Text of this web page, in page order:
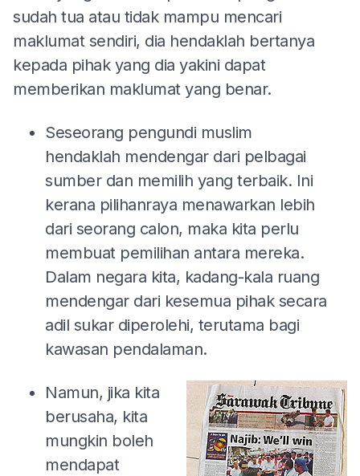
sudah tua atau tidak mampu mencari
maklumat sendiri, dia hendaklah bertanya
kepada pihak yang dia yakini dapat
memberikan maklumat yang benar.
Seseorang pengundi muslim
hendaklah mendengar dari pelbagai
sumber dan memilih yang terbaik. Ini
kerana pilihanraya menawarkan lebih
dari seorang calon, maka kita perlu
membuat pemilihan antara mereka.
Dalam negara kita, kadang-kala ruang
mendengar dari kesemua pihak secara
adil sukar diperolehi, terutama bagi
kawasan pendalaman.
Namun, jika kita
berusaha, kita
mungkin boleh
mendapat